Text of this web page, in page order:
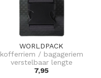
WORLDPACK
kofferriem / bagageriem
verstelbaar lengte
7,95